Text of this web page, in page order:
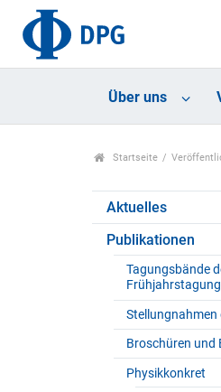
Über uns
Startseite
Aktuelles
Publikationen
Tagungsbände
Stellungnahmen
Broschüren und
Physikkonkret